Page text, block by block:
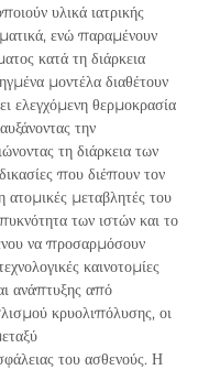
υλικά ιατρικής
ενώ παραμένουν
κατά τη διάρκεια
μοντέλα διαθέτουν
ελεγχόμενη θερμοκρασία
την
τη διάρκεια των
που διέπουν τον
μεταβλητές του
των ιστών και το
να προσαρμόσουν
καινοτομίες
ανάπτυξης από
κρυολιπόλυσης, οι
του ασθενούς. Η